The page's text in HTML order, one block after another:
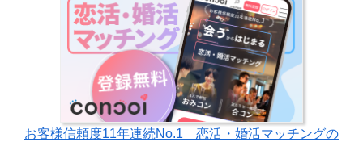
お客様信頼度11年連続No.1 恋活・婚活マッチングの